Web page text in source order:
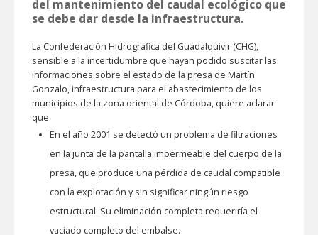
del mantenimiento del caudal ecológico que
se debe dar desde la infraestructura.
La Confederación Hidrográfica del Guadalquivir (CHG),
sensible a la incertidumbre que hayan podido suscitar las
informaciones sobre el estado de la presa de Martín
Gonzalo, infraestructura para el abastecimiento de los
municipios de la zona oriental de Córdoba, quiere aclarar
que:
En el año 2001 se detectó un problema de filtraciones
en la junta de la pantalla impermeable del cuerpo de la
presa, que produce una pérdida de caudal compatible
con la explotación y sin significar ningún riesgo
estructural. Su eliminación completa requeriría el
vaciado completo del embalse.